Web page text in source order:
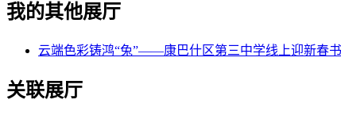
我的其他展厅
云端色彩铸鸿“兔”——康巴什区第三中学线上迎新春
关联展厅